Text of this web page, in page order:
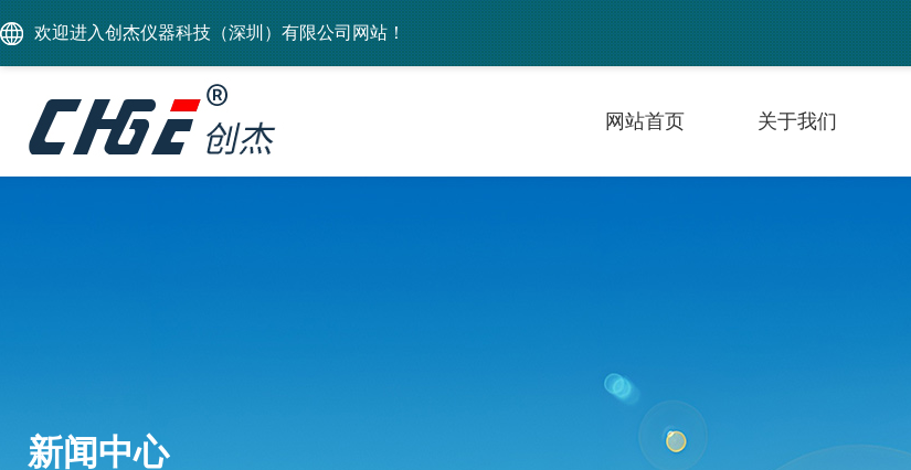
欢迎进入创杰仪器科技（深圳）有限公司网站！
网站首页 关于我们
新闻中心